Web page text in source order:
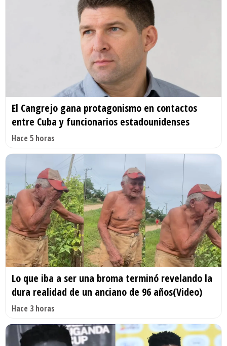
El Cangrejo gana protagonismo en contactos
entre Cuba y funcionarios estadounidenses
Hace 5 horas
Lo que iba a ser una broma terminó revelando la
dura realidad de un anciano de 96 años(Video)
Hace 3 horas